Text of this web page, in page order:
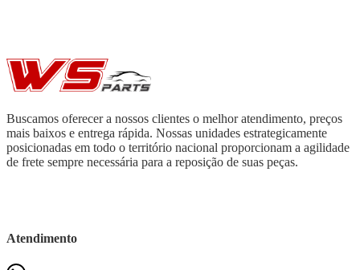
Buscamos oferecer a nossos clientes o melhor atendimento, preços
mais baixos e entrega rápida. Nossas unidades estrategicamente
posicionadas em todo o território nacional proporcionam a agilidade
de frete sempre necessária para a reposição de suas peças.
Atendimento